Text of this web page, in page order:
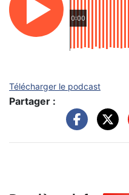
0:00
Télécharger le podcast
Partager :